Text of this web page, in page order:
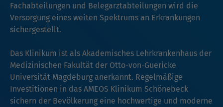
Fachabteilungen und Belegarztabteilungen wird die
Versorgung eines weiten Spektrums an Erkrankungen
sichergestellt.
Das Klinikum ist als Akademisches Lehrkrankenhaus der
Medizinischen Fakultät der Otto-von-Guericke
Universität Magdeburg anerkannt. Regelmäßige
Investitionen in das AMEOS Klinikum Schönebeck
sichern der Bevölkerung eine hochwertige und moderne